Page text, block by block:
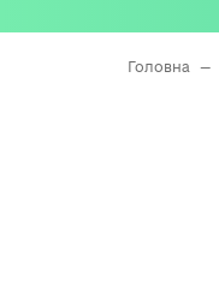
Головна —